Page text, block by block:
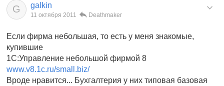
G galkin
11 октября 2011 Deathmaker
Если фирма небольшая, то есть у меня знакомые,
купившие
1С:Управление небольшой фирмой 8
www.v8.1c.ru/small.biz/
Вроде нравится... Бухгалтерия у них типовая базовая